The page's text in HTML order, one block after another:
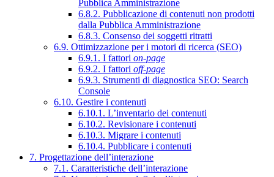
Pubblica Amministrazione
6.8.2. Pubblicazione di contenuti non prodotti
dalla Pubblica Amministrazione
6.8.3. Consenso dei soggetti ritratti
6.9. Ottimizzazione per i motori di ricerca (SEO)
6.9.1. I fattori on-page
6.9.2. I fattori off-page
6.9.3. Strumenti di diagnostica SEO: Search
Console
6.10. Gestire i contenuti
6.10.1. L’inventario dei contenuti
6.10.2. Revisionare i contenuti
6.10.3. Migrare i contenuti
6.10.4. Pubblicare i contenuti
7. Progettazione dell’interazione
7.1. Caratteristiche dell’interazione